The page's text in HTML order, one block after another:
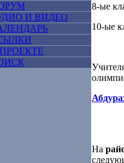
И ВИДЕО
8-ые
10-ые
На